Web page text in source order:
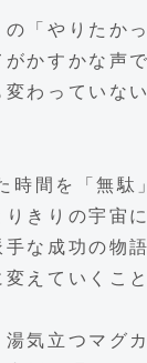
「やりたか
かすかな声
わっていな
時間を「無
きりの宇宙
な成功の物
えていくこと
気立つマグ